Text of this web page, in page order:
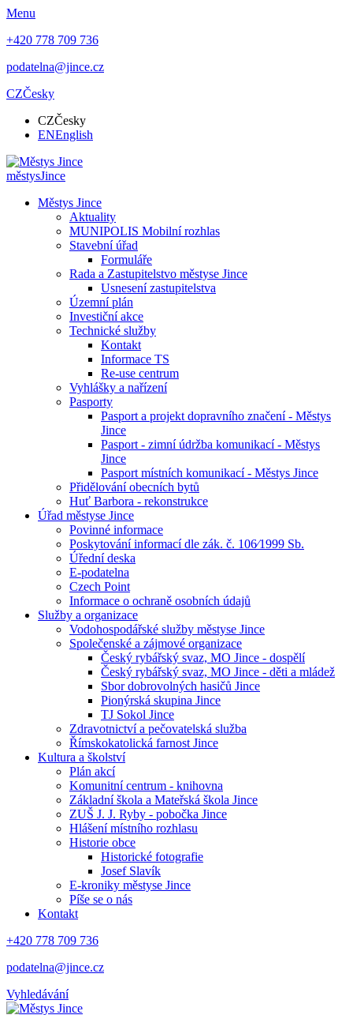
Menu
+420 778 709 736
podatelna@jince.cz
CZČesky
CZČesky
ENEnglish
městysJince
Městys Jince
Aktuality
MUNIPOLIS Mobilní rozhlas
Stavební úřad
Formuláře
Rada a Zastupitelstvo městyse Jince
Usnesení zastupitelstva
Územní plán
Investiční akce
Technické služby
Kontakt
Informace TS
Re-use centrum
Vyhlášky a nařízení
Pasporty
Pasport a projekt dopravního značení - Městys
Jince
Pasport - zimní údržba komunikací - Městys
Jince
Pasport místních komunikací - Městys Jince
Přidělování obecních bytů
Huť Barbora - rekonstrukce
Úřad městyse Jince
Povinné informace
Poskytování informací dle zák. č. 106⁄1999 Sb.
Úřední deska
E-podatelna
Czech Point
Informace o ochraně osobních údajů
Služby a organizace
Vodohospodářské služby městyse Jince
Společenské a zájmové organizace
Český rybářský svaz, MO Jince - dospělí
Český rybářský svaz, MO Jince - děti a mládež
Sbor dobrovolných hasičů Jince
Pionýrská skupina Jince
TJ Sokol Jince
Zdravotnictví a pečovatelská služba
Římskokatolická farnost Jince
Kultura a školství
Plán akcí
Komunitní centrum - knihovna
Základní škola a Mateřská škola Jince
ZUŠ J. J. Ryby - pobočka Jince
Hlášení místního rozhlasu
Historie obce
Historické fotografie
Josef Slavík
E-kroniky městyse Jince
Píše se o nás
Kontakt
+420 778 709 736
podatelna@jince.cz
Vyhledávání